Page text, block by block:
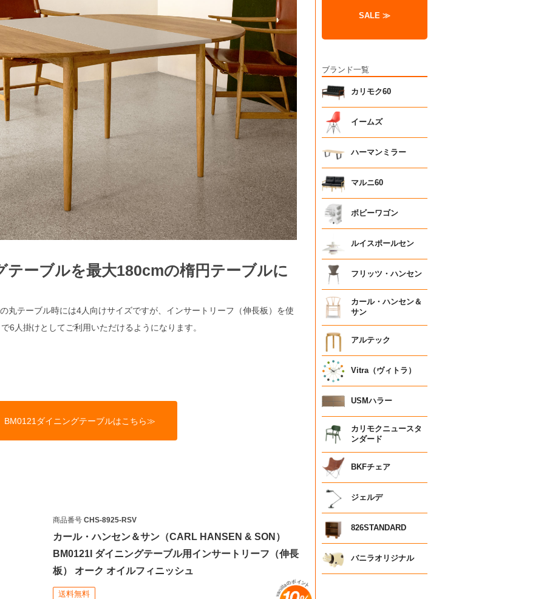
テーブルを最大180cmの楕円テーブルに
丸テーブル時には4人向けサイズですが、インサートリーフ（伸長板）を使
6人掛けとしてご利用いただけるようになります。
BM0121ダイニングテーブルはこちら≫
商品番号 CHS-8925-RSV
カール・ハンセン＆サン（CARL HANSEN & SON）
BM0121I ダイニングテーブル用インサートリーフ（伸長
板） オーク オイルフィニッシュ
送料無料
SALE ≫
ブランド一覧
カリモク60
イームズ
ハーマンミラー
マルニ60
ボビーワゴン
ルイスポールセン
フリッツ・ハンセン
カール・ハンセン＆
サン
アルテック
Vitra（ヴィトラ）
USMハラー
カリモクニュースタ
ンダード
BKFチェア
ジェルデ
826STANDARD
バニラオリジナル